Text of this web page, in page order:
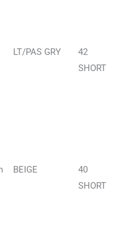
LT/PAS GRY
42
SHORT
BEIGE
40
SHORT